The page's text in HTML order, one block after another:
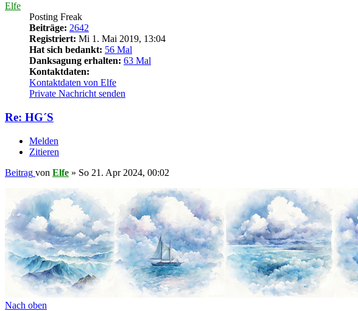
Elfe
Posting Freak
Beiträge: 2642
Registriert: Mi 1. Mai 2019, 13:04
Hat sich bedankt: 56 Mal
Danksagung erhalten: 63 Mal
Kontaktdaten:
Kontaktdaten von Elfe
Private Nachricht senden
Re: HG´S
Melden
Zitieren
Beitrag von Elfe » So 21. Apr 2024, 00:02
Nach oben